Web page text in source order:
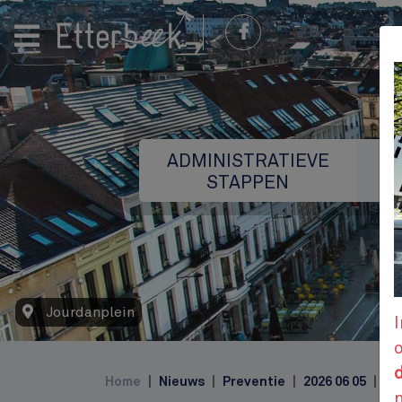
Jourdanplein
ADMINISTRATIEVE
STAPPEN
Home Nieuws Preventie 2026 06 05